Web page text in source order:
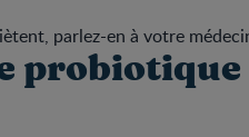
parlez-en à votre